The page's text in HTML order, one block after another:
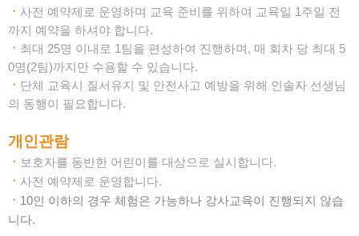
ㆍ 사전 예약제로 운영하며 교육 준비를 위하여 교육일 1주일 전
까지 예약을 하셔야 합니다.
ㆍ 최대 25명 이내로 1팀을 편성하여 진행하며, 매 회차 당 최대 5
0명(2팀)까지만 수용할 수 있습니다.
ㆍ 단체 교육시 질서유지 및 안전사고 예방을 위해 인솔자 선생님
의 동행이 필요합니다.
개인관람
ㆍ 보호자를 동반한 어린이를 대상으로 실시합니다.
ㆍ 사전 예약제로 운영합니다.
ㆍ 10인 이하의 경우 체험은 가능하나 강사교육이 진행되지 않습
니다.